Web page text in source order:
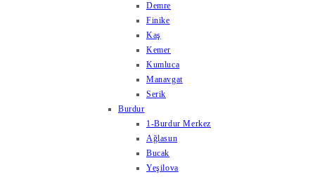
Demre
Finike
Kaş
Kemer
Kumluca
Manavgat
Serik
Burdur
1-Burdur Merkez
Ağlasun
Bucak
Yeşilova